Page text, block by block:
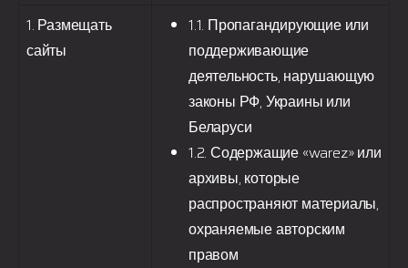
1. Размещать
сайты
1.1. Пропагандирующие или
поддерживающие
деятельность, нарушающую
законы РФ, Украины или
Беларуси
1.2. Содержащие «warez» или
архивы, которые
распространяют материалы,
охраняемые авторским
правом